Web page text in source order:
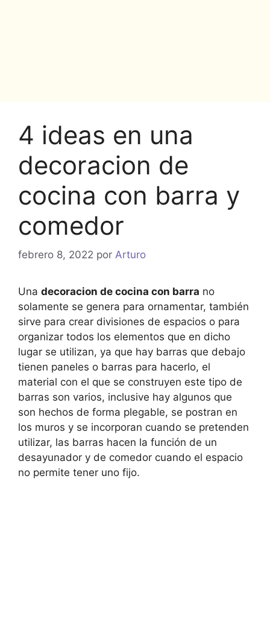
4 ideas en una
decoracion de
cocina con barra y
comedor
febrero 8, 2022 por Arturo
Una decoracion de cocina con barra no
solamente se genera para ornamentar, también
sirve para crear divisiones de espacios o para
organizar todos los elementos que en dicho
lugar se utilizan, ya que hay barras que debajo
tienen paneles o barras para hacerlo, el
material con el que se construyen este tipo de
barras son varios, inclusive hay algunos que
son hechos de forma plegable, se postran en
los muros y se incorporan cuando se pretenden
utilizar, las barras hacen la función de un
desayunador y de comedor cuando el espacio
no permite tener uno fijo.